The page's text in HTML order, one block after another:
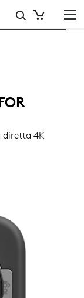
diretta 4K